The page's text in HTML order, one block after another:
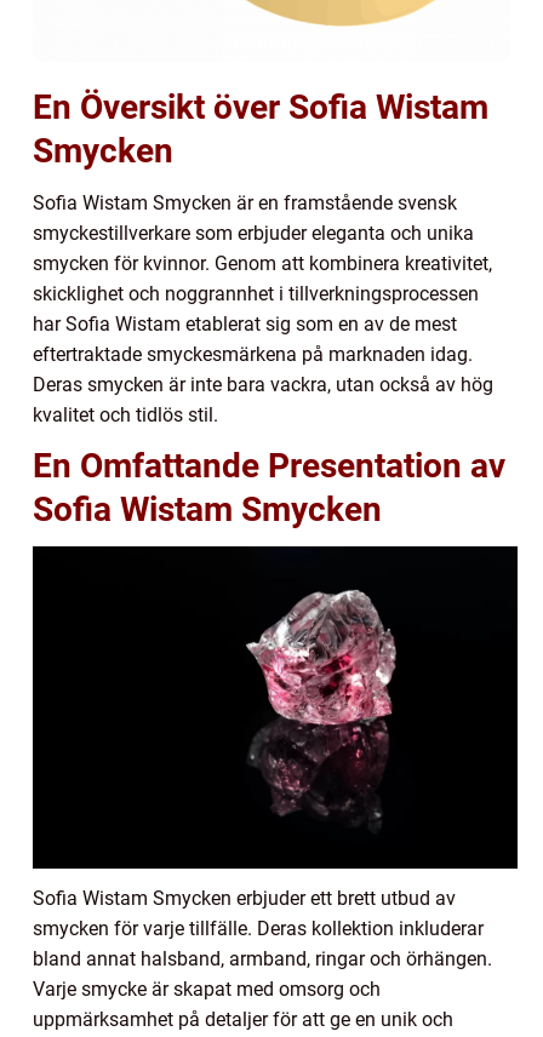
En Översikt över Sofia Wistam
Smycken
Sofia Wistam Smycken är en framstående svensk
smyckestillverkare som erbjuder eleganta och unika
smycken för kvinnor. Genom att kombinera kreativitet,
skicklighet och noggrannhet i tillverkningsprocessen
har Sofia Wistam etablerat sig som en av de mest
eftertraktade smyckesmärkena på marknaden idag.
Deras smycken är inte bara vackra, utan också av hög
kvalitet och tidlös stil.
En Omfattande Presentation av
Sofia Wistam Smycken
Sofia Wistam Smycken erbjuder ett brett utbud av
smycken för varje tillfälle. Deras kollektion inkluderar
bland annat halsband, armband, ringar och örhängen.
Varje smycke är skapat med omsorg och
uppmärksamhet på detaljer för att ge en unik och